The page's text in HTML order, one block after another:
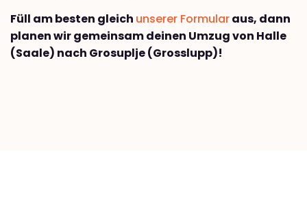
Füll am besten gleich unserer Formularaus, dann
planen wir gemeinsam deinen Umzug von Halle
(Saale) nach Grosuplje (Grosslupp)!